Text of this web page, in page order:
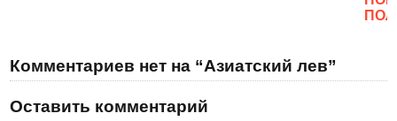
Комментариев нет на “Азиатский лев”
Оставить комментарий